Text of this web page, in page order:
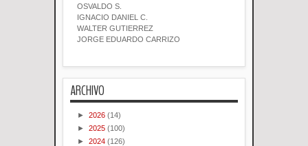
OSVALDO S.
IGNACIO DANIEL C.
WALTER GUTIERREZ
JORGE EDUARDO CARRIZO
ARCHIVO
► 2026 (14)
► 2025 (100)
► 2024 (126)